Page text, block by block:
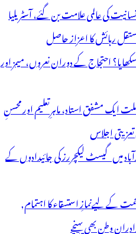
کی عالمی علامت بن گئے، آسٹریلیا
رہائش کا اعزاز حاصل
احتجاج کے دوران نعروں، میمز اور
ملت ایک مشفق استاد، ماہرِتعلیم اور محسنِ
اجلاس
میں گیسٹ لیکچررز کی جائیدادوں کے
کے لیےنمازِ استسقاء کا اہتمام,
وطن بھی پہنچے